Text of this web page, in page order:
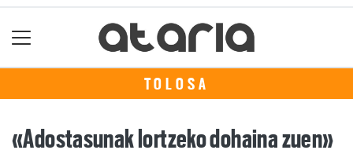
TOLOSA
«Adostasunak lortzeko dohaina zuen»